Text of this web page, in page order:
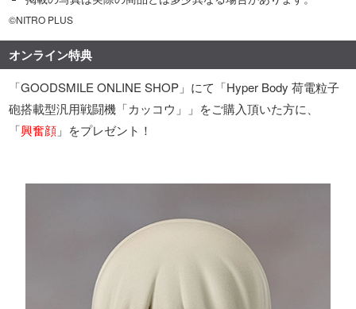
©NITRO PLUS
オンライン特典
「GOODSMILE ONLINE SHOP」にて「Hyper Body 荷電粒子
砲搭載型汎用戦闘機「カッコウ」」をご購入頂いた方に、
「興奮顔 」をプレゼント！